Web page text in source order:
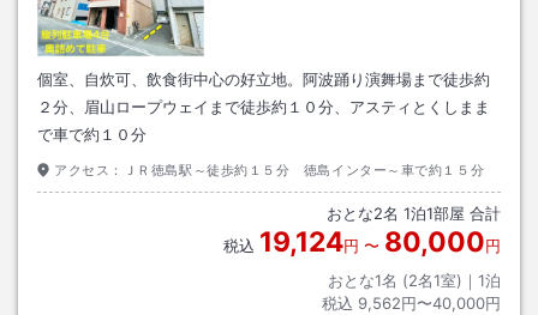
個室、自炊可、飲食街中心の好立地。阿波踊り演舞場まで徒歩約
２分、眉山ロープウェイまで徒歩約１０分、アスティとくしまま
で車で約１０分
アクセス： ＪＲ徳島駅～徒歩約１５分 徳島インター～車で約１５分
おとな2名 1泊1部屋 合計
税込 19,124円 〜 80,000円
おとな1名 (2名1室)｜ 1泊
税込 9,562円〜40,000円